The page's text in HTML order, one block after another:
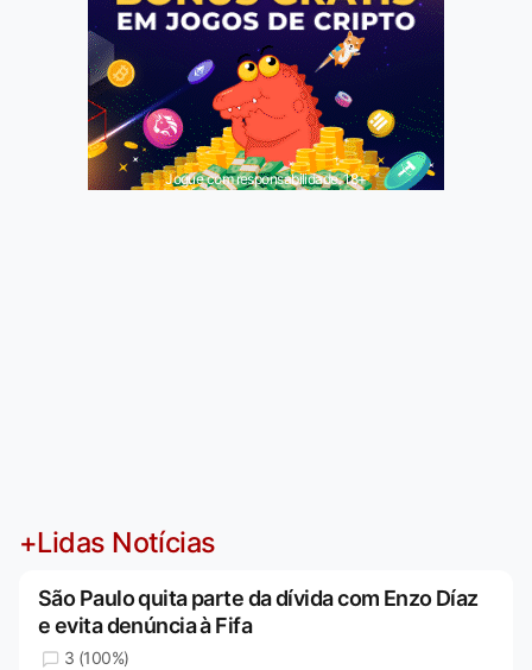
Jogue com responsabilidade. 18+
+Lidas Notícias
São Paulo quita parte da dívida com Enzo Díaz
e evita denúncia à Fifa
3 (100%)